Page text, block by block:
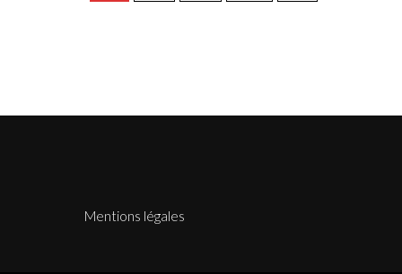
Mentions légales